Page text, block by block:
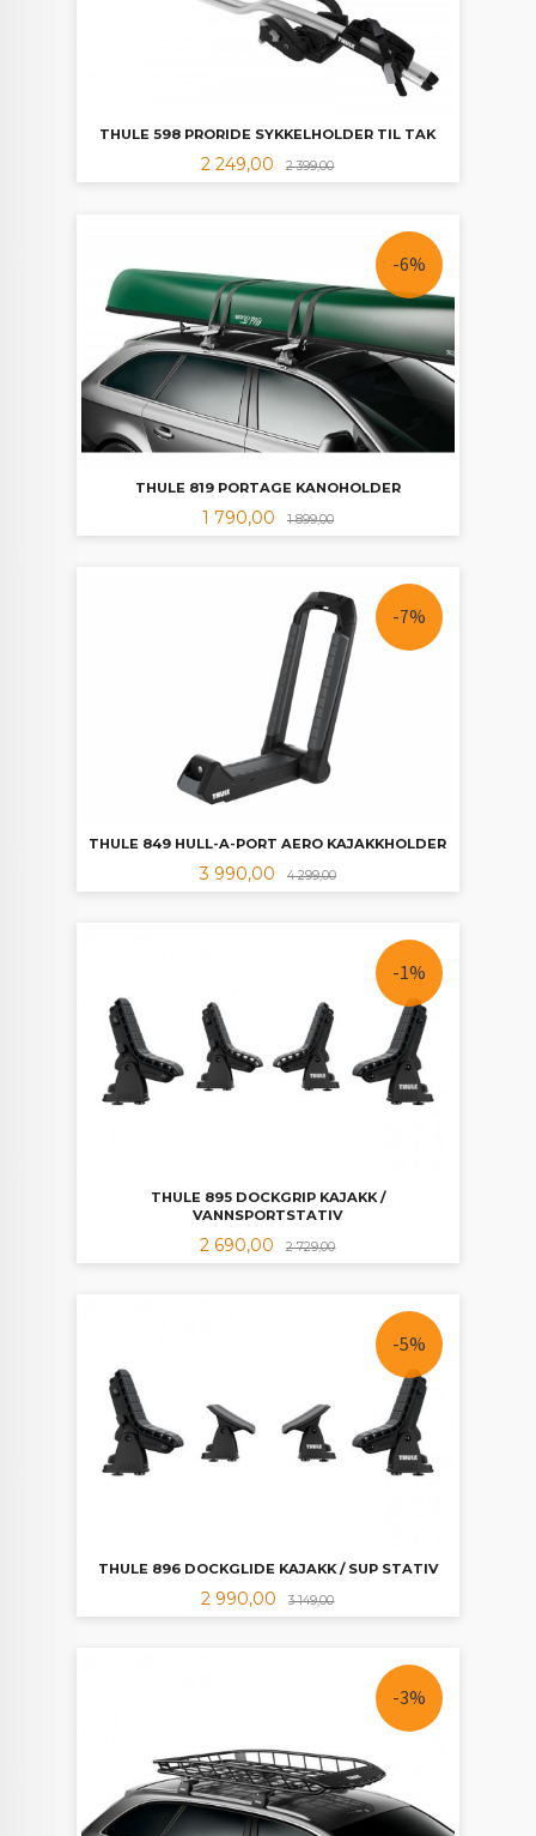
THULE 598 PRORIDE SYKKELHOLDER TIL TAK
Tilbud
2 249,00 2 399,00Rabatt
THULE 819 PORTAGE KANOHOLDER
Tilbud
1 790,00 1 899,00Rabatt
-6%
THULE 849 HULL-A-PORT AERO KAJAKKHOLDER
Tilbud
3 990,00 4 299,00Rabatt
-7%
THULE 895 DOCKGRIP KAJAKK /
VANNSPORTSTATIV
Tilbud
2 690,00 2 729,00Rabatt
-1%
THULE 896 DOCKGLIDE KAJAKK / SUP STATIV
Tilbud
2 990,00 3 149,00Rabatt
-5%
-3%